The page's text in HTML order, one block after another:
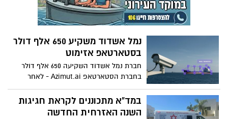
נמל אשדוד משקיע 650 אלף דולר
בסטארטאפ אזימוט
חברת נמל אשדוד השקיעה 650 אלף דולר
בחברת הסטארטאפ Azimut.ai - לאחר
פיילוט מוצלח שנערך במסגרת ה HUB-
הטכנולוגי הימי של הנמל
במד"א מתכוננים לקראת חגיגות
השנה האזרחית החדשה